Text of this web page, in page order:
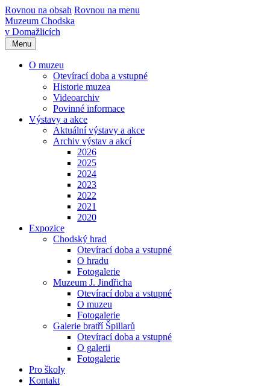
Rovnou na obsah Rovnou na menu
Muzeum Chodska
v Domažlicích
Menu
O muzeu
Otevírací doba a vstupné
Historie muzea
Videoarchiv
Povinné informace
Výstavy a akce
Aktuální výstavy a akce
Archiv výstav a akcí
2026
2025
2024
2023
2022
2021
2020
Expozice
Chodský hrad
Otevírací doba a vstupné
O hradu
Fotogalerie
Muzeum J. Jindřicha
Otevírací doba a vstupné
O muzeu
Fotogalerie
Galerie bratří Špillarů
Otevírací doba a vstupné
O galerii
Fotogalerie
Pro školy
Kontakt